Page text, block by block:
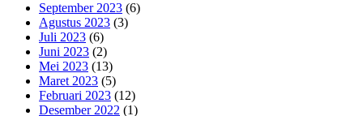
September 2023 (6)
Agustus 2023 (3)
Juli 2023 (6)
Juni 2023 (2)
Mei 2023 (13)
Maret 2023 (5)
Februari 2023 (12)
Desember 2022 (1)